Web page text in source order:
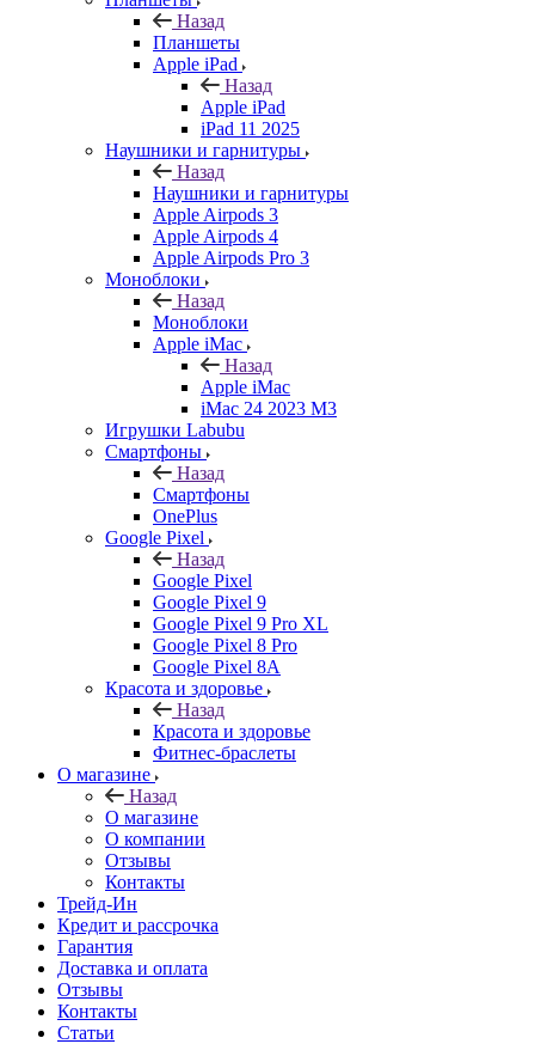
Назад
Планшеты
Apple iPad
Назад
Apple iPad
iPad 11 2025
Наушники и гарнитуры
Назад
Наушники и гарнитуры
Apple Airpods 3
Apple Airpods 4
Apple Airpods Pro 3
Моноблоки
Назад
Моноблоки
Apple iMac
Назад
Apple iMac
iMac 24 2023 M3
Игрушки Labubu
Смартфоны
Назад
Смартфоны
OnePlus
Google Pixel
Назад
Google Pixel
Google Pixel 9
Google Pixel 9 Pro XL
Google Pixel 8 Pro
Google Pixel 8A
Красота и здоровье
Назад
Красота и здоровье
Фитнес-браслеты
О магазине
Назад
О магазине
О компании
Отзывы
Контакты
Трейд-Ин
Кредит и рассрочка
Гарантия
Доставка и оплата
Отзывы
Контакты
Статьи